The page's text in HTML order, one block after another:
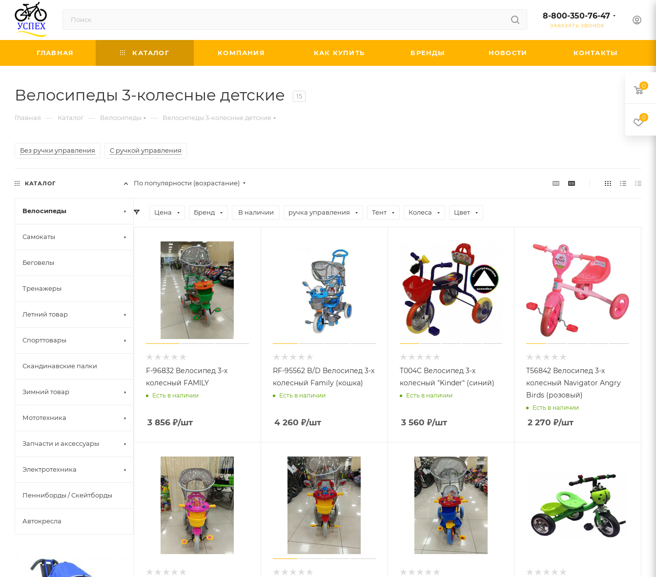
8-800-350-76-47
ЗАКАЗАТЬ ЗВОНОК
ГЛАВНАЯ КАТАЛОГ КОМПАНИЯ КАК КУПИТЬ БРЕНДЫ НОВОСТИ КОНТАКТЫ
Велосипеды 3-колесные детские 15
Главная — Каталог — Велосипеды — Велосипеды 3-колесные детские
Без ручки управления С ручкой управления
По популярности (возрастание)
Цена Бренд В наличии ручка управления Тент Колеса Цвет
F-96832 Велосипед 3-х
колесный FAMILY
Есть в наличии
3 856 ₽/шт
RF-95562 B/D Велосипед 3-х
колесный Family (кошка)
Есть в наличии
4 260 ₽/шт
T004C Велосипед 3-х
колесный "Kinder" (синий)
Есть в наличии
3 560 ₽/шт
T56842 Велосипед 3-х
колесный Navigator Angry
Birds (розовый)
Есть в наличии
2 270 ₽/шт
КАТАЛОГ
Велосипеды
Самокаты
Беговелы
Тренажеры
Летний товар
Спорттовары
Скандинавские палки
Зимний товар
Мототехника
Запчасти и аксессуары
Электротехника
Пенниборды / Скейтборды
Автокресла
0
0